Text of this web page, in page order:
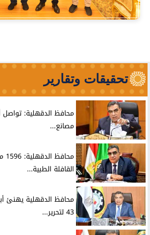
تحقيقات وتقارير
محافظ الدقهلية: تواصل
مصانع...
القافلة الطبية...
محافظ الدقهلية يهنئ
43 لتحرير...